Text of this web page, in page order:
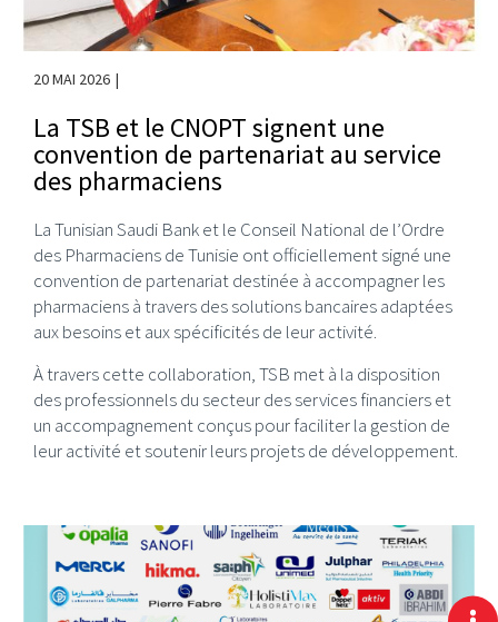
20 MAI 2026
La TSB et le CNOPT signent une
convention de partenariat au service
des pharmaciens
La Tunisian Saudi Bank et le Conseil National de l’Ordre
des Pharmaciens de Tunisie ont officiellement signé une
convention de partenariat destinée à accompagner les
pharmaciens à travers des solutions bancaires adaptées
aux besoins et aux spécificités de leur activité.
À travers cette collaboration, TSB met à la disposition
des professionnels du secteur des services financiers et
un accompagnement conçus pour faciliter la gestion de
leur activité et soutenir leurs projets de développement.